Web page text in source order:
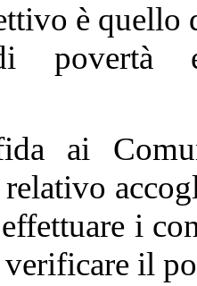
è quello
povertà
ai
i
il